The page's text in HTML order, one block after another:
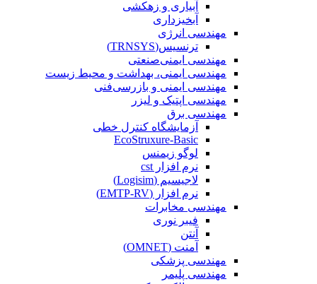
آبیاری و زهکشی
آبخیزداری
مهندسی انرژی
ترنسیس(TRNSYS)
مهندسی ایمنی‌صنعتی
مهندسی ایمنی، بهداشت و محیط زیست
مهندسی ایمنی‌ و‌ بازرسی‌فنی
مهندسی اپتیک و لیزر
مهندسی برق
آزمایشگاه کنترل خطی
EcoStruxure-Basic
لوگو زیمنس
نرم افزار cst
لاجیسیم (Logisim)
نرم افزار (EMTP-RV)
مهندسی مخابرات
فیبر نوری
آنتن
آمنت (OMNET)
مهندسی پزشکی
مهندسی پلیمر